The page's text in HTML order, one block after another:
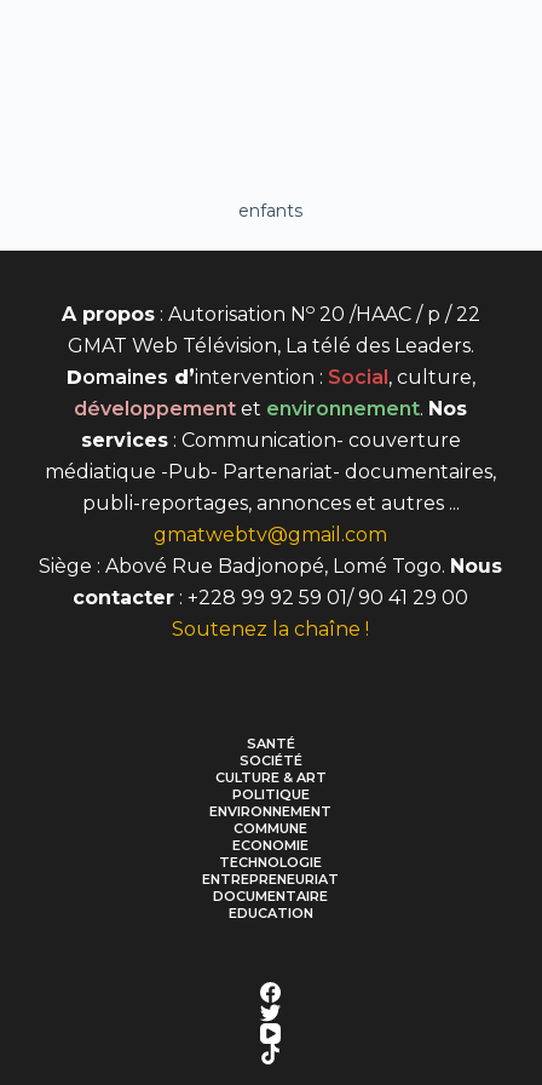
enfants
A propos: Autorisation N o20 /HAAC / p / 22
GMAT Web Télévision, La télé des Leaders.
Domaines d’intervention : Social , culture,
développement et environnement. Nos
services: Communication- couverture
médiatique -Pub- Partenariat- documentaires,
publi-reportages, annonces et autres ...
gmatwebtv@gmail.com
Siège : Abové Rue Badjonopé, Lomé Togo. Nous
contacter : +228 99 92 59 01/ 90 41 29 00
Soutenez la chaîne !
SANTÉ
SOCIÉTÉ
CULTURE & ART
POLITIQUE
ENVIRONNEMENT
COMMUNE
ECONOMIE
TECHNOLOGIE
ENTREPRENEURIAT
DOCUMENTAIRE
EDUCATION